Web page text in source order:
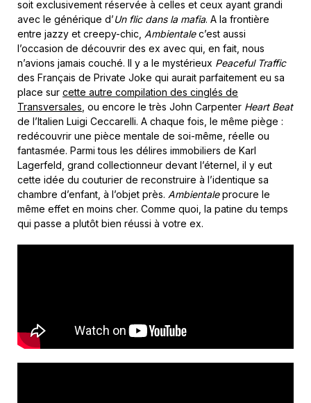
soit exclusivement réservée à celles et ceux ayant grandi
avec le générique d’Un flic dans la mafia. A la frontière
entre jazzy et creepy-chic, Ambientalec’est aussi
l’occasion de découvrir des ex avec qui, en fait, nous
n’avions jamais couché. Il y a le mystérieux Peaceful Traffic
des Français de Private Joke qui aurait parfaitement eu sa
place sur cette autre compilation des cinglés de
Transversales, ou encore le très John Carpenter Heart Beat
de l’Italien Luigi Ceccarelli. A chaque fois, le même piège :
redécouvrir une pièce mentale de soi-même, réelle ou
fantasmée. Parmi tous les délires immobiliers de Karl
Lagerfeld, grand collectionneur devant l’éternel, il y eut
cette idée du couturier de reconstruire à l’identique sa
chambre d’enfant, à l’objet près. Ambientaleprocure le
même effet en moins cher. Comme quoi, la patine du temps
qui passe a plutôt bien réussi à votre ex.